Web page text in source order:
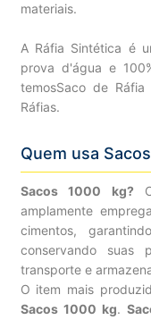
materiais.
A Ráfia Sintética é
prova d'água e
temosSaco de
Ráfias.
Quem usa
Sacos 1000 kg?
amplamente
cimentos,
conservando suas
transporte e
O item mais
Sacos 1000 kg.